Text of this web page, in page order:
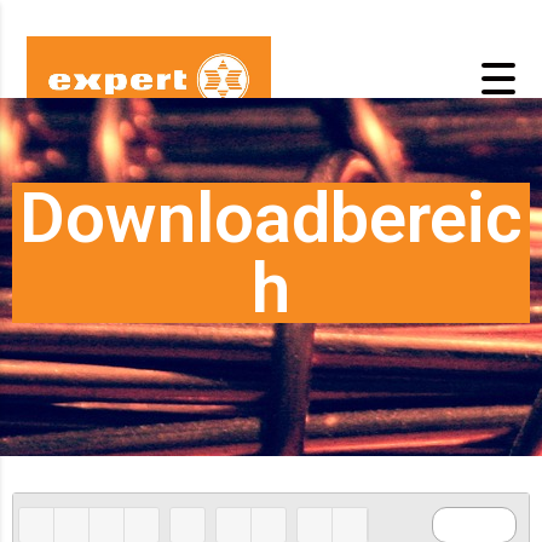
Downloadbereic
h